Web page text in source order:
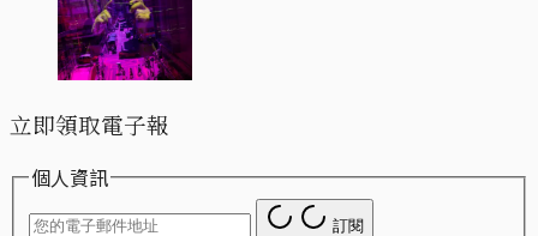
立即領取電子報
個人資訊
訂閱